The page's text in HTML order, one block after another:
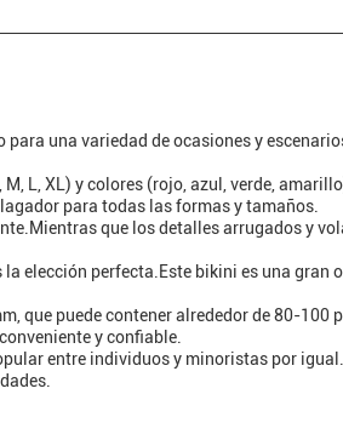
una variedad de ocasiones y
L, XL) y colores (rojo, azul, verde,
para todas las formas y tamaños.
que los detalles arrugados y
elección perfecta.Este bikini es una gran
que puede contener alrededor de 80-100
y confiable.
entre individuos y minoristas por